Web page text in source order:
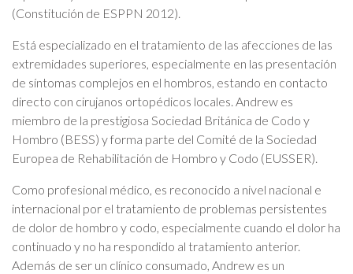
(Constitución de ESPPN 2012).
Está especializado en el tratamiento de las afecciones de las
extremidades superiores, especialmente en las presentación
de síntomas complejos en el hombros, estando en contacto
directo con cirujanos ortopédicos locales. Andrew es
miembro de la prestigiosa Sociedad Británica de Codo y
Hombro (BESS) y forma parte del Comité de la Sociedad
Europea de Rehabilitación de Hombro y Codo (EUSSER).
Como profesional médico, es reconocido a nivel nacional e
internacional por el tratamiento de problemas persistentes
de dolor de hombro y codo, especialmente cuando el dolor ha
continuado y no ha respondido al tratamiento anterior.
Además de ser un clínico consumado, Andrew es un